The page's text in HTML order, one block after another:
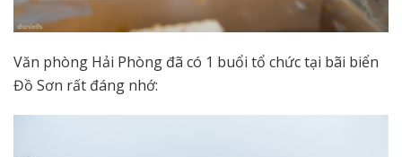
Văn phòng Hải Phòng đã có 1 buổi tổ chức tại bãi biển
Đồ Sơn rất đáng nhớ: